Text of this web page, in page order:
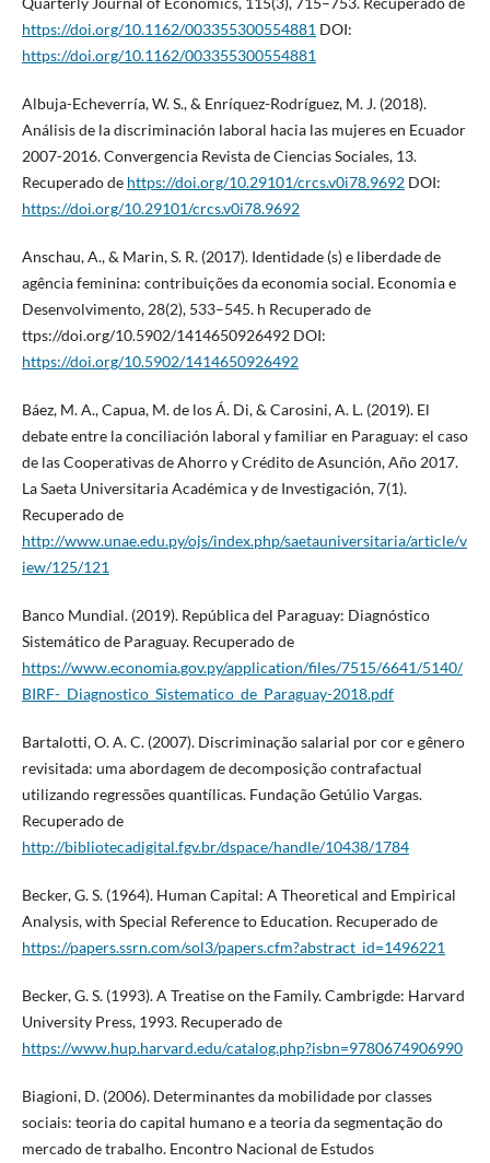
https://doi.org/10.1162/003355300554881 DOI:
https://doi.org/10.1162/003355300554881
Albuja-Echeverría, W. S., & Enríquez-Rodríguez, M. J. (2018).
Análisis de la discriminación laboral hacia las mujeres en Ecuador
2007-2016. Convergencia Revista de Ciencias Sociales, 13.
Recuperado de https://doi.org/10.29101/crcs.v0i78.9692DOI:
https://doi.org/10.29101/crcs.v0i78.9692
Anschau, A., & Marin, S. R. (2017). Identidade (s) e liberdade de
agência feminina: contribuições da economia social. Economia e
Desenvolvimento, 28(2), 533–545. h Recuperado de
ttps://doi.org/10.5902/1414650926492 DOI:
https://doi.org/10.5902/1414650926492
Báez, M. A., Capua, M. de los Á. Di, & Carosini, A. L. (2019). El
debate entre la conciliación laboral y familiar en Paraguay: el caso
de las Cooperativas de Ahorro y Crédito de Asunción, Año 2017.
La Saeta Universitaria Académica y de Investigación, 7(1).
Recuperado de
http://www.unae.edu.py/ojs/index.php/saetauniversitaria/article/v
iew/125/121
Banco Mundial. (2019). República del Paraguay: Diagnóstico
Sistemático de Paraguay. Recuperado de
https://www.economia.gov.py/application/files/7515/6641/5140/
BIRF-_Diagnostico_Sistematico_de_Paraguay-2018.pdf
Bartalotti, O. A. C. (2007). Discriminação salarial por cor e gênero
revisitada: uma abordagem de decomposição contrafactual
utilizando regressões quantílicas. Fundação Getúlio Vargas.
Recuperado de
http://bibliotecadigital.fgv.br/dspace/handle/10438/1784
Becker, G. S. (1964). Human Capital: A Theoretical and Empirical
Analysis, with Special Reference to Education. Recuperado de
https://papers.ssrn.com/sol3/papers.cfm?abstract_id=1496221
Becker, G. S. (1993). A Treatise on the Family. Cambrigde: Harvard
University Press, 1993. Recuperado de
https://www.hup.harvard.edu/catalog.php?isbn=9780674906990
Biagioni, D. (2006). Determinantes da mobilidade por classes
sociais: teoria do capital humano e a teoria da segmentação do
mercado de trabalho. Encontro Nacional de Estudos